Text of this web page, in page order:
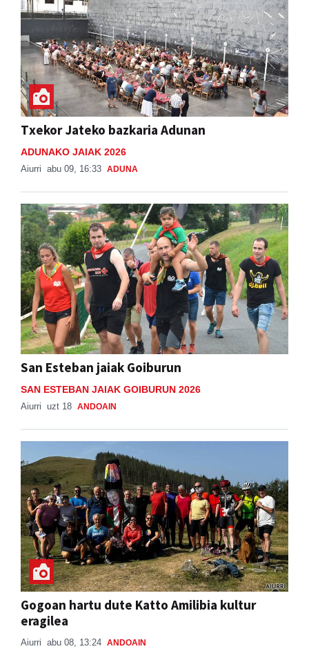
Txekor Jateko bazkaria Adunan
ADUNAKO JAIAK 2026
Aiurri abu 09, 16:33 ADUNA
San Esteban jaiak Goiburun
SAN ESTEBAN JAIAK GOIBURUN 2026
Aiurri uzt 18 ANDOAIN
Gogoan hartu dute Katto Amilibia kultur
eragilea
Aiurri abu 08, 13:24 ANDOAIN